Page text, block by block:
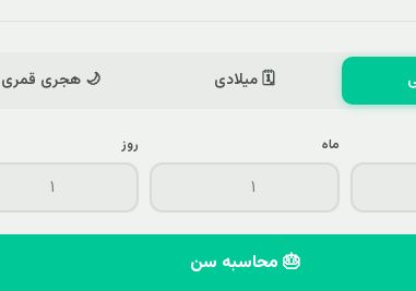
🗓️ میلادی 🌙 هجری قمری
ماه روز
🎂 محاسبه سن